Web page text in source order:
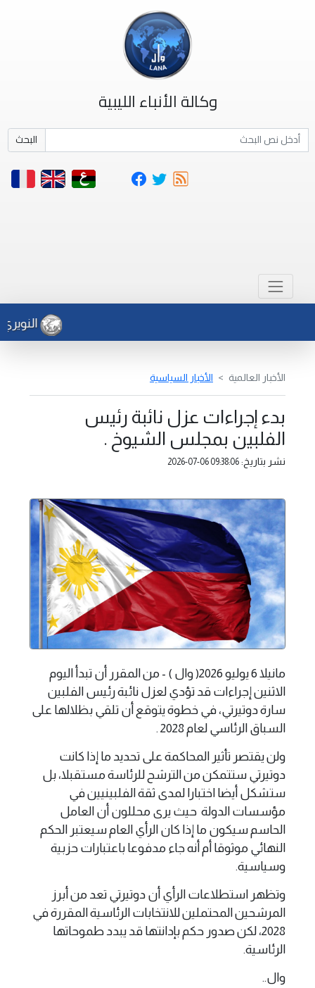
وكالة الأنباء الليبية
البحث
الأخبار العالمية الأخبار السياسية
بدء إجراءات عزل نائبة رئيس
الفلبين بمجلس الشيوخ .
نشر بتاريخ: 2026-07-06 09:38:06
مانيلا 6 يوليو 2026( وال ) - من المقرر أن تبدأ اليوم
الاثنين إجراءات قد تؤدي لعزل نائبة رئيس الفلبين
سارة دوتيرتي، في خطوة يتوقع أن تلقي ​بظلالها على
السباق الرئاسي لعام 2028 .
ولن يقتصر تأثير المحاكمة على تحديد ما إذا كانت
دوتيرتي ستتمكن من الترشح للرئاسة مستقبلا، بل
ستشكل ​أيضا اختبارا لمدى ثقة الفلبينيين في
مؤسسات الدولة حيث يرى محللون ​أن العامل
الحاسم سيكون ما إذا كان الرأي العام سيعتبر ⁠الحكم
النهائي موثوقا أم أنه جاء مدفوعا باعتبارات حزبية
وسياسية.
وتظهر استطلاعات الرأي أن دوتيرتي تعد من أبرز
المرشحين المحتملين للانتخابات الرئاسية المقررة في
2028، لكن صدور حكم بإدانتها قد يبدد طموحاتها
الرئاسية.
وال..